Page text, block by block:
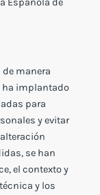
manera
ha implantado
para
y evitar
se han
el contexto y
y los